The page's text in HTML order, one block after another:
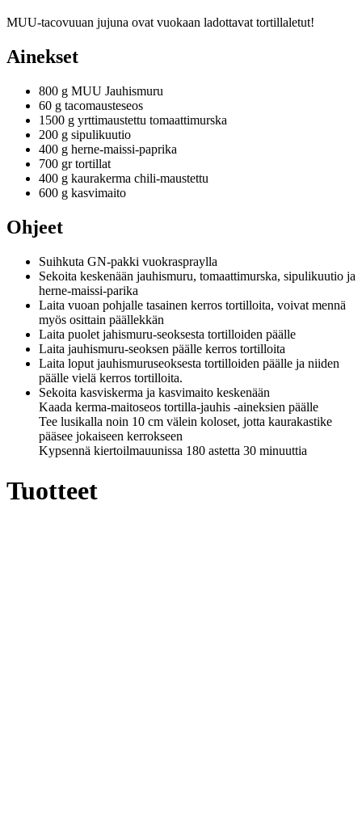
MUU-tacovuuan jujuna ovat vuokaan ladottavat tortillaletut!
Ainekset
800 g MUU Jauhismuru
60 g tacomausteseos
1500 g yrttimaustettu tomaattimurska
200 g sipulikuutio
400 g herne-maissi-paprika
700 gr tortillat
400 g kaurakerma chili-maustettu
600 g kasvimaito
Ohjeet
Suihkuta GN-pakki vuokraspraylla
Sekoita keskenään jauhismuru, tomaattimurska, sipulikuutio ja
herne-maissi-parika
Laita vuoan pohjalle tasainen kerros tortilloita, voivat mennä
myös osittain päällekkän
Laita puolet jahismuru-seoksesta tortilloiden päälle
Laita jauhismuru-seoksen päälle kerros tortilloita
Laita loput jauhismuruseoksesta tortilloiden päälle ja niiden
päälle vielä kerros tortilloita.
Sekoita kasviskerma ja kasvimaito keskenään
Kaada kerma-maitoseos tortilla-jauhis -aineksien päälle
Tee lusikalla noin 10 cm välein koloset, jotta kaurakastike
pääsee jokaiseen kerrokseen
Kypsennä kiertoilmauunissa 180 astetta 30 minuuttia
Tuotteet